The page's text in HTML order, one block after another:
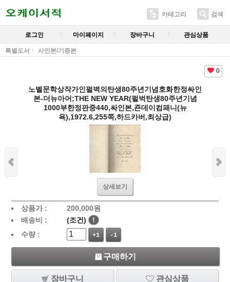
카테고리 검색
로그인 마이페이지 장바구니 관심상품
특별도서 사인본/기증본
0
노벨문학상작가인펄벽의탄생80주년기념호화한정싸인
본-더뉴아어;THE NEW YEAR(펄벅탄생80주년기념
1000부한정판중440,싸인본,죤데이컴패니(뉴
욕),1972.6,255쪽,하드카버,최상급)
상세보기
상품가 : 200,000원
배송비 :
(조건)
!
수량 :
+1 -1
구매하기
장바구니 관심상품